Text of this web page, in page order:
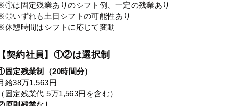
は固定残業ありのシフト例、一定の残業あり
いずれも土日シフトの可能性あり
休憩時間はシフトに応じて変動
契約社員】①②は選択制
固定残業制（20時間分）
給38万1,563円
固定残業代 5万1,563円を含む）